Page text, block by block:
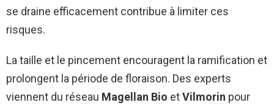
se draine efficacement contribue à limiter ces
risques.
La taille et le pincement encouragent la ramification et
prolongent la période de floraison. Des experts
viennent du réseau Magellan Bio etVilmorin pour